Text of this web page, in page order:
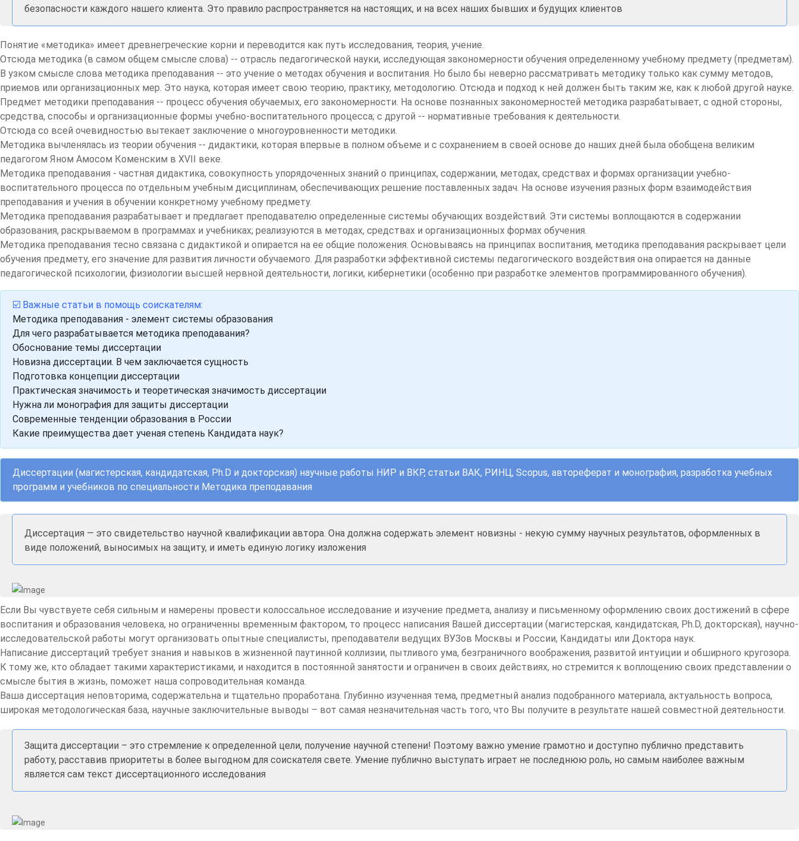
безопасности каждого нашего клиента. Это правило распространяется на настоящих, и на всех наших бывших и будущих клиентов
Понятие «методика» имеет древнегреческие корни и переводится как путь исследования, теория, учение.
Отсюда методика (в самом общем смысле слова) -- отрасль педагогической науки, исследующая закономерности обучения определенному учебному предмету (предметам).
В узком смысле слова методика преподавания -- это учение о методах обучения и воспитания. Но было бы неверно рассматривать методику только как сумму методов,
приемов или организационных мер. Это наука, которая имеет свою теорию, практику, методологию. Отсюда и подход к ней должен быть таким же, как к любой другой науке.
Предмет методики преподавания -- процесс обучения обучаемых, его закономерности. На основе познанных закономерностей методика разрабатывает, с одной стороны,
средства, способы и организационные формы учебно-воспитательного процесса; с другой -- нормативные требования к деятельности.
Отсюда со всей очевидностью вытекает заключение о многоуровненности методики.
Методика вычленялась из теории обучения -- дидактики, которая впервые в полном объеме и с сохранением в своей основе до наших дней была обобщена великим
педагогом Яном Амосом Коменским в XVII веке.
Методика преподавания - частная дидактика, совокупность упорядоченных знаний о принципах, содержании, методах, средствах и формах организации учебно-
воспитательного процесса по отдельным учебным дисциплинам, обеспечивающих решение поставленных задач. На основе изучения разных форм взаимодействия
преподавания и учения в обучении конкретному учебному предмету.
Методика преподавания разрабатывает и предлагает преподавателю определенные системы обучающих воздействий. Эти системы воплощаются в содержании
образования, раскрываемом в программах и учебниках; реализуются в методах, средствах и организационных формах обучения.
Методика преподавания тесно связана с дидактикой и опирается на ее общие положения. Основываясь на принципах воспитания, методика преподавания раскрывает цели
обучения предмету, его значение для развития личности обучаемого. Для разработки эффективной системы педагогического воздействия она опирается на данные
педагогической психологии, физиологии высшей нервной деятельности, логики, кибернетики (особенно при разработке элементов программированного обучения).
☑️ Важные статьи в помощь соискателям:
Методика преподавания - элемент системы образования
Для чего разрабатывается методика преподавания?
Обоснование темы диссертации
Новизна диссертации. В чем заключается сущность
Подготовка концепции диссертации
Практическая значимость и теоретическая значимость диссертации
Нужна ли монография для защиты диссертации
Современные тенденции образования в России
Какие преимущества дает ученая степень Кандидата наук?
Диссертации (магистерская, кандидатская, Ph.D и докторская) научные работы НИР и ВКР, статьи ВАК, РИНЦ, Scopus, автореферат и монография, разработка учебных
программ и учебников по специальности Методика преподавания
Диссертация — это свидетельство научной квалификации автора. Она должна содержать элемент новизны - некую сумму научных результатов, оформленных в
виде положений, выносимых на защиту, и иметь единую логику изложения
Если Вы чувствуете себя сильным и намерены провести колоссальное исследование и изучение предмета, анализу и письменному оформлению своих достижений в сфере
воспитания и образования человека, но ограниченны временным фактором, то процесс написания Вашей диссертации (магистерская, кандидатская, Ph.D, докторская), научно-
исследовательской работы могут организовать опытные специалисты, преподаватели ведущих ВУЗов Москвы и России, Кандидаты или Доктора наук.
Написание диссертаций требует знания и навыков в жизненной паутинной коллизии, пытливого ума, безграничного воображения, развитой интуиции и обширного кругозора.
К тому же, кто обладает такими характеристиками, и находится в постоянной занятости и ограничен в своих действиях, но стремится к воплощению своих представлении о
смысле бытия в жизнь, поможет наша сопроводительная команда.
Ваша диссертация неповторима, содержательна и тщательно проработана. Глубинно изученная тема, предметный анализ подобранного материала, актуальность вопроса,
широкая методологическая база, научные заключительные выводы – вот самая незначительная часть того, что Вы получите в результате нашей совместной деятельности.
Защита диссертации – это стремление к определенной цели, получение научной степени! Поэтому важно умение грамотно и доступно публично представить
работу, расставив приоритеты в более выгодном для соискателя свете. Умение публично выступать играет не последнюю роль, но самым наиболее важным
является сам текст диссертационного исследования